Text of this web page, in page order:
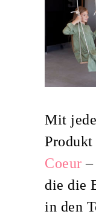
Mit
Coeur –
die die
in den